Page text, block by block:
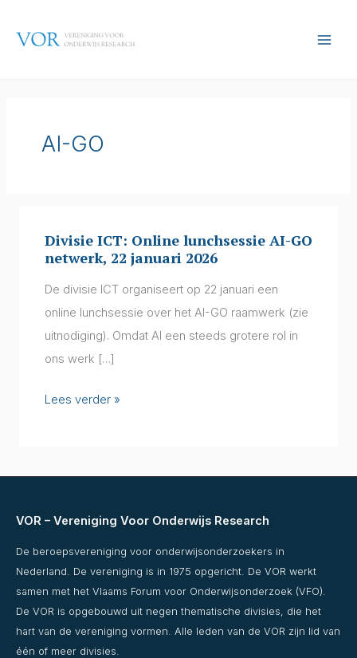
naar
AI-GO
Divisie ICT: Online lunchsessie AI-GO
netwerk, 22 januari 2026
De divisie ICT organiseert op 22 januari een
online lunchsessie over het AI-GO raamwerk (zie
uitnodiging). Omdat AI een steeds grotere rol in
ons werk […]
Divisie
ICT:
Online
lunchsessie
AI-
GO
22
Lees verder »
VOR – Vereniging Voor Onderwijs Research
De beroepsvereniging voor onderwijsonderzoekers in
Nederland. De vereniging is in 1975 opgericht. De VOR werkt
samen met het Vlaams Forum voor Onderwijsonderzoek (VFO).
De VOR is opgebouwd uit negen thematische divisies, die het
hart van de vereniging vormen. Alle leden van de VOR zijn lid van
één of meer divisies.